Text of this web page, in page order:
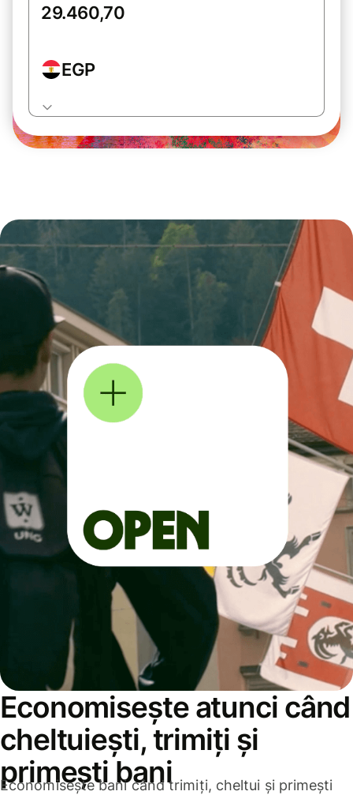
EGP
Economisește atunci când
cheltuiești, trimiți și
primești bani
Economisește bani când trimiți, cheltui și primești